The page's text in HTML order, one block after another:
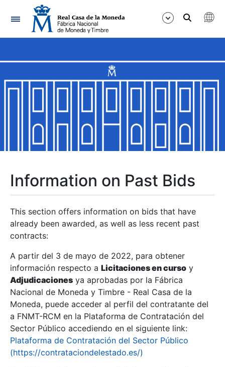
Navigation
Show/Hide
Show/Hide
Show/Hide
Show/Hide
Show/Hide
Information on Past Bids
This section offers information on bids that have
already been awarded, as well as less recent past
contracts:
A partir del 3 de mayo de 2022, para obtener
información respecto a Licitaciones en curso y
Adjudicaciones ya aprobadas por la Fábrica
Nacional de Moneda y Timbre - Real Casa de la
Moneda, puede acceder al perfil del contratante del
a FNMT-RCM en la Plataforma de Contratación del
Sector Público accediendo en el siguiente link:
Plataforma de Contratación del Sector Público
(https://contrataciondelestado.es/)